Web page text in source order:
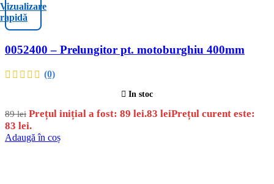
Vizualizare
rapidă
0052400 – Prelungitor pt. motoburghiu 400mm
(0)
In stoc
89lei Prețul inițial a fost: 89 lei.83 leiPrețul curent este:
83 lei.
Adaugă în coș